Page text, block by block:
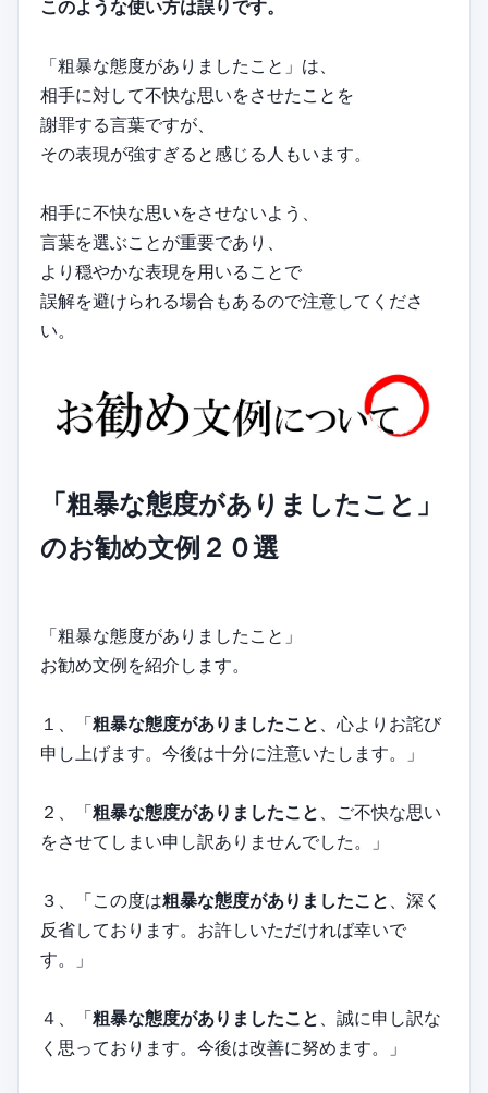
このような使い方は誤りです。
「粗暴な態度がありましたこと」は、
相手に対して不快な思いをさせたことを
謝罪する言葉ですが、
その表現が強すぎると感じる人もいます。
相手に不快な思いをさせないよう、
言葉を選ぶことが重要であり、
より穏やかな表現を用いることで
誤解を避けられる場合もあるので注意してくださ
い。
「粗暴な態度がありましたこと」
のお勧め文例２０選
「粗暴な態度がありましたこと」
お勧め文例を紹介します。
１、「粗暴な態度がありましたこと 、心よりお詫び
申し上げます。今後は十分に注意いたします。」
２、「粗暴な態度がありましたこと 、ご不快な思い
をさせてしまい申し訳ありませんでした。」
３、「この度は粗暴な態度がありましたこと 、深く
反省しております。お許しいただければ幸いで
す。」
４、「粗暴な態度がありましたこと 、誠に申し訳な
く思っております。今後は改善に努めます。」